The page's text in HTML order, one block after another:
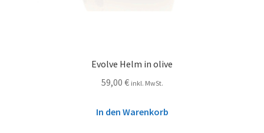
Evolve Helm in olive
59,00 € inkl. MwSt.
In den Warenkorb